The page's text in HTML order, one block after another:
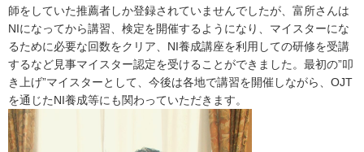
師をしていた推薦者しか登録されていませんでしたが、富所さんは
NIになってから講習、検定を開催するようになり、マイスターにな
るために必要な回数をクリア、NI養成講座を利用しての研修を受講
するなど見事マイスター認定を受けることができました。最初の”叩
き上げ”マイスターとして、今後は各地で講習を開催しながら、OJT
を通じたNI養成等にも関わっていただきます。